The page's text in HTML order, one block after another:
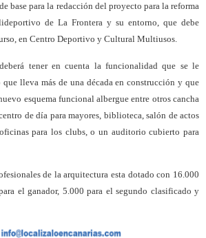
base para la redacción del proyecto para la reforma
de La Frontera y su entorno, que debe
en Centro Deportivo y Cultural Multiusos.
tener en cuenta la funcionalidad que se le
que lleva más de una década en construcción y que
esquema funcional albergue entre otros cancha
de día para mayores, biblioteca, salón de actos
para los clubs, o un auditorio cubierto para
de la arquitectura esta dotado con 16.000
el ganador, 5.000 para el segundo clasificado y